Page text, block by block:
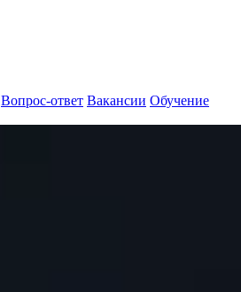
Вопрос-ответ Вакансии Обучение